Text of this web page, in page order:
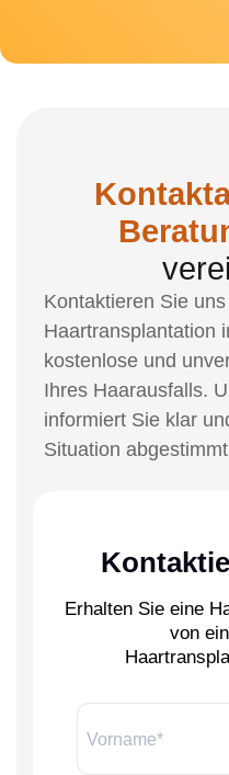
Kontaktieren Sie
Haartransplantation
kostenlose und
Ihres Haarausfalls.
informiert Sie klar
Situation
Erhalten Sie eine
von
Name: